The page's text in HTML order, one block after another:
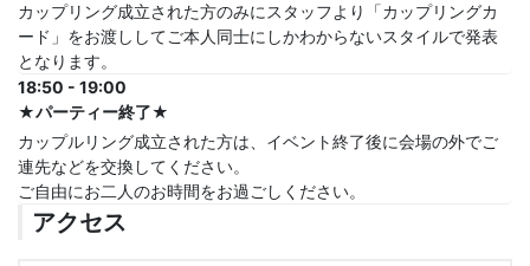
カップリング成立された方のみにスタッフより「カップリングカ
ード」をお渡ししてご本人同士にしかわからないスタイルで発表
となります。
18:50 - 19:00
★パーティー終了★
カップルリング成立された方は、イベント終了後に会場の外でご
連先などを交換してください。
ご自由にお二人のお時間をお過ごしください。
アクセス